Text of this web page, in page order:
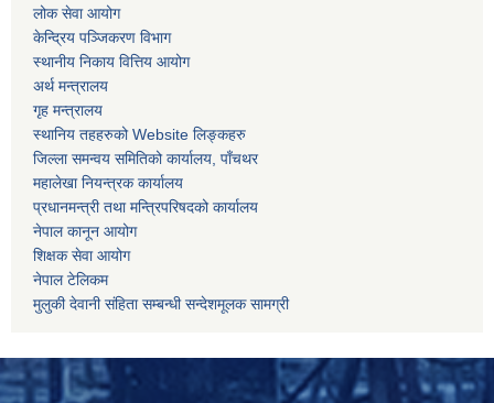
लोक सेवा आयोग
केन्द्रिय पञ्जिकरण विभाग
स्थानीय निकाय वित्तिय आयोग
अर्थ मन्त्रालय
गृह मन्त्रालय
स्थानिय तहहरुको Website लिङ्कहरु
जिल्ला समन्वय समितिको कार्यालय, पाँचथर
महालेखा नियन्त्रक कार्यालय
प्रधानमन्त्री तथा मन्त्रिपरिषदको कार्यालय
नेपाल कानून आयोग
शिक्षक सेवा आयोग
नेपाल टेलिकम
मुलुकी देवानी संहिता सम्बन्धी सन्देशमूलक सामग्री